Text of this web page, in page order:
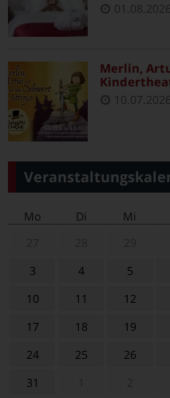
01.08.2026
Merlin,
10.07.2026
Mo Di Mi
3
4 5
10
11 12
17
18 19
24
25 26
31